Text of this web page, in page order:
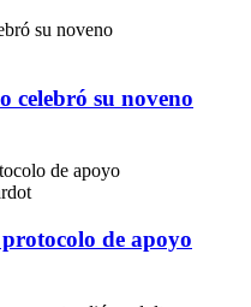
celebró su noveno
de apoyo